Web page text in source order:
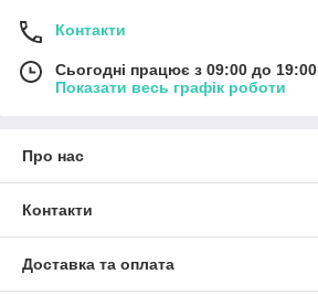
Контакти
Сьогодні працює з 09:00 до 19:00
Показати весь графік роботи
Про нас
Контакти
Доставка та оплата